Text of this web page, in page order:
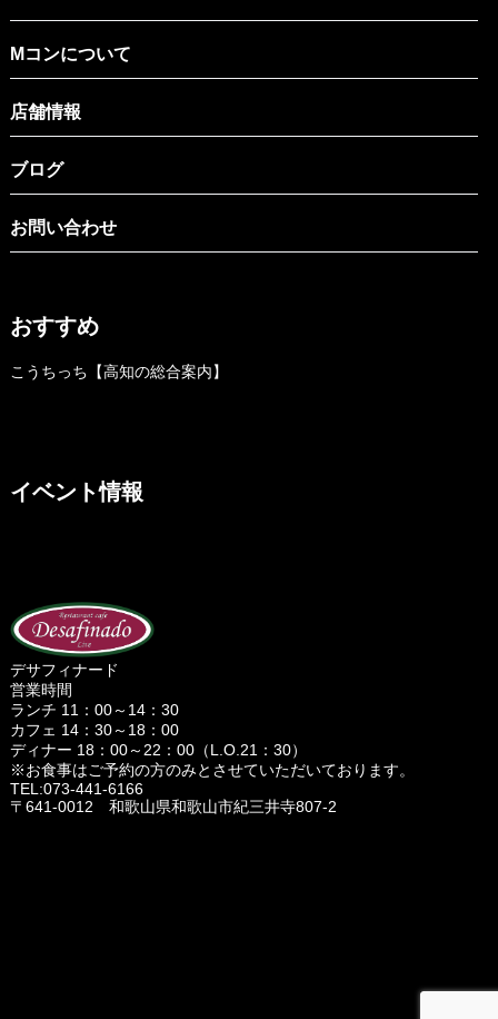
Mコンについて
店舗情報
ブログ
お問い合わせ
おすすめ
こうちっち【高知の総合案内】
イベント情報
デサフィナード
営業時間
ランチ 11：00～14：30
カフェ 14：30～18：00
ディナー 18：00～22：00（L.O.21：30）
※お食事はご予約の方のみとさせていただいております。
TEL:073-441-6166
〒641-0012 和歌山県和歌山市紀三井寺807-2